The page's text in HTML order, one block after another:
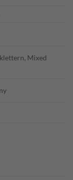
Mixed